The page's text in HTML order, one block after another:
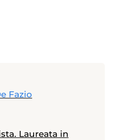
Fazio
Laureata in